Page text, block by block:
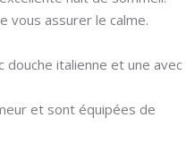
vous assurer le calme.
douche italienne et une avec
et sont équipées de